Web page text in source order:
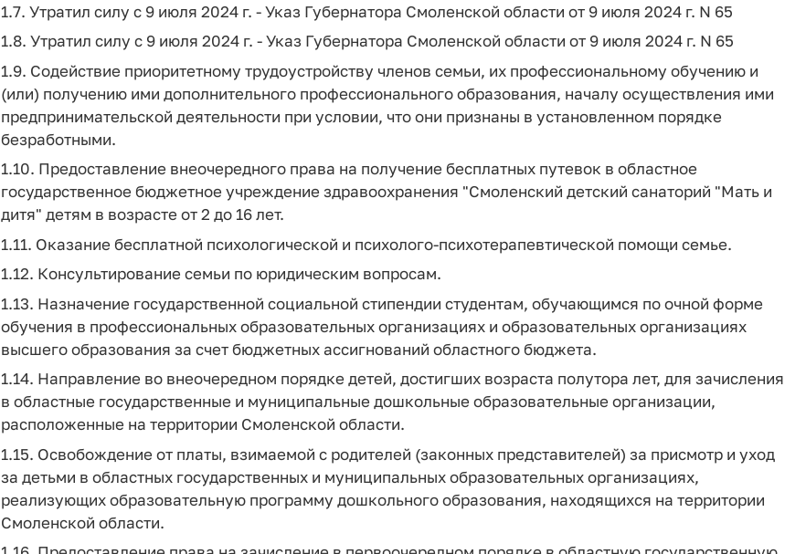
1.7. Утратил силу с 9 июля 2024 г. - Указ Губернатора Смоленской области от 9 июля 2024 г. N 65
1.8. Утратил силу с 9 июля 2024 г. - Указ Губернатора Смоленской области от 9 июля 2024 г. N 65
1.9. Содействие приоритетному трудоустройству членов семьи, их профессиональному обучению и
(или) получению ими дополнительного профессионального образования, началу осуществления ими
предпринимательской деятельности при условии, что они признаны в установленном порядке
безработными.
1.10. Предоставление внеочередного права на получение бесплатных путевок в областное
государственное бюджетное учреждение здравоохранения "Смоленский детский санаторий "Мать и
дитя" детям в возрасте от 2 до 16 лет.
1.11. Оказание бесплатной психологической и психолого-психотерапевтической помощи семье.
1.12. Консультирование семьи по юридическим вопросам.
1.13. Назначение государственной социальной стипендии студентам, обучающимся по очной форме
обучения в профессиональных образовательных организациях и образовательных организациях
высшего образования за счет бюджетных ассигнований областного бюджета.
1.14. Направление во внеочередном порядке детей, достигших возраста полутора лет, для зачисления
в областные государственные и муниципальные дошкольные образовательные организации,
расположенные на территории Смоленской области.
1.15. Освобождение от платы, взимаемой с родителей (законных представителей) за присмотр и уход
за детьми в областных государственных и муниципальных образовательных организациях,
реализующих образовательную программу дошкольного образования, находящихся на территории
Смоленской области.